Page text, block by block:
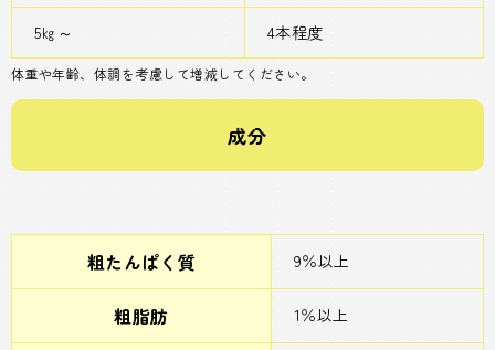
5㎏～ 4本程度
体重や年齢、体調を考慮して増減してください。
成分
粗たんぱく質 9％以上
粗脂肪 1％以上